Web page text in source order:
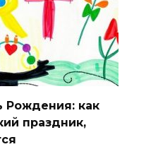
Рождения: как
праздник,